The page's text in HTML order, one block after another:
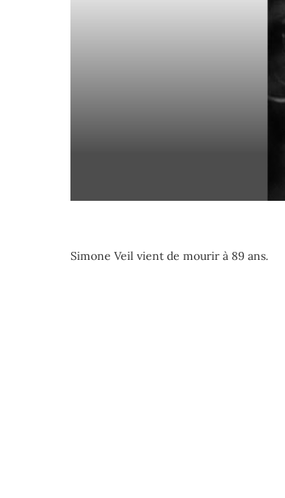
Simone Veil vient de mourir à 89 ans.